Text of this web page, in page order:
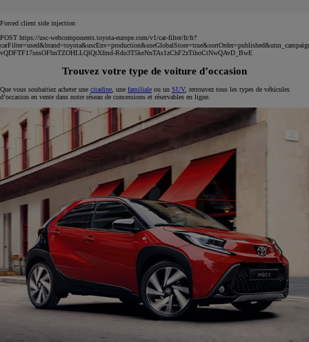
Forced client side injection
POST https://usc-webcomponents.toyota-europe.com/v1/car-filter/fr/fr?
vQDFTF17snsOFbnTZOHLLQlQtXfmd-Rdo3T5keNnTAs1zChF2zTihoCtNwQAvD_BwE
Trouvez votre type de voiture d’occasion
Que vous souhaitiez acheter une citadine , une familiale ou un SUV, retrouvez tous les types de véhicules
d’occasion en vente dans notre réseau de concessions et réservables en ligne.